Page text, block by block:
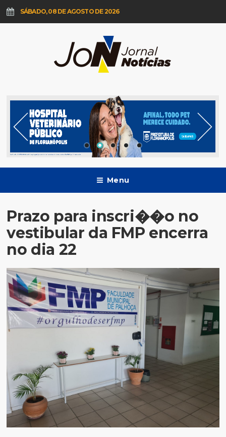
SÁBADO, 08 DE AGOSTO DE 2026
Menu
Prazo para inscri��o no
vestibular da FMP encerra
no dia 22